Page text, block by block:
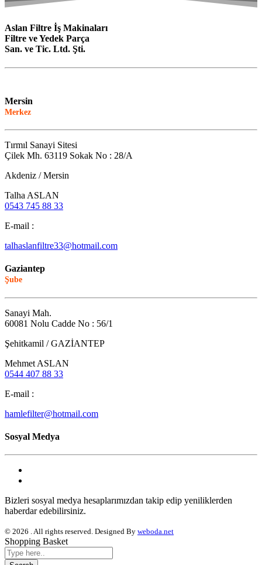
Aslan Filtre İş Makinaları
Filtre ve Yedek Parça
San. ve Tic. Ltd. Şti.
Mersin
Merkez
Tırmıl Sanayi Sitesi
Çilek Mh. 63119 Sokak No : 28/A
Akdeniz / Mersin
Talha ASLAN
0543 745 88 33
E-mail :
talhaslanfiltre33@hotmail.com
Gaziantep
Şube
Sanayi Mah.
60081 Nolu Cadde No : 56/1
Şehitkamil / GAZİANTEP
Mehmet ASLAN
0544 407 88 33
E-mail :
hamlefilter@hotmail.com
Sosyal Medya
Bizleri sosyal medya hesaplarımızdan takip edip yeniliklerden
haberdar edebilirsiniz.
© 2026 . All rights reserved. Designed By weboda.net
Shopping Basket